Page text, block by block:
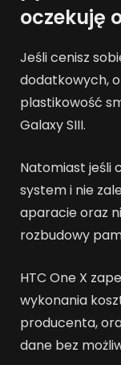
oczekuję
Jeśli cenisz
dodatkowych,
plastikowość
Galaxy SIII.
Natomiast jeśli
system i nie
aparacie oraz
rozbudowy
HTC One X
wykonania
producenta,
dane bez